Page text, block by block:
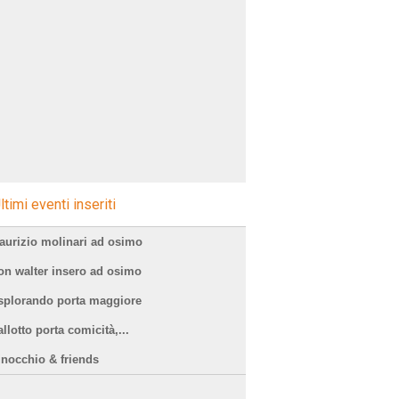
eventi inseriti
molinari ad osimo
walter insero ad osimo
porta maggiore
porta comicità,...
& friends